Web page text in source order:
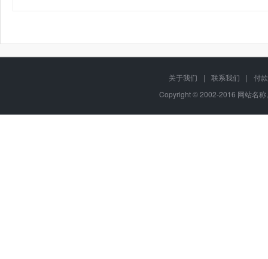
关于我们 | 联系我们 |
付
Copyright © 2002-2016 网站名